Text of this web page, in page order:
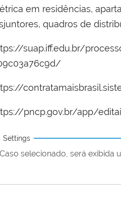
em residências,
quadros de
suap.iff.edu.br/
pncp.gov.br/app/
Settings
Caso selecionado, será exibida